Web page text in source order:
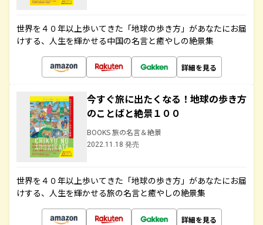
世界を４０年以上歩いてきた「地球の歩き方」があなたにお届
けする、人生を輝かせる中国の名言と癒やしの絶景集
詳細を見る
今すぐ旅に出たくなる！地球の歩き方
のことばと絶景１００
BOOKS 旅の名言＆絶景
2022.11.18 発売
世界を４０年以上歩いてきた「地球の歩き方」があなたにお届
けする、人生を輝かせる旅の名言と癒やしの絶景集
詳細を見る